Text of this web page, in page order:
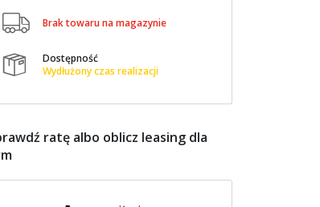
 Brak towaru na magazynie

Dostępność
Wydłużony czas realizacji
ratę albo oblicz leasing dla